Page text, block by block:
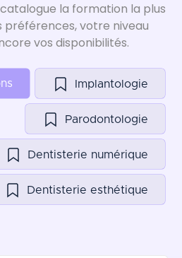
la formation la plus
préférences, votre niveau
vos disponibilités.
Implantologie
Parodontologie
Dentisterie numérique
Dentisterie esthétique